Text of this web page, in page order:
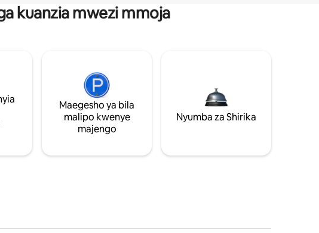
kuanzia mwezi mmoja
Maegesho ya bila
malipo kwenye
majengo
Nyumba za Shirika